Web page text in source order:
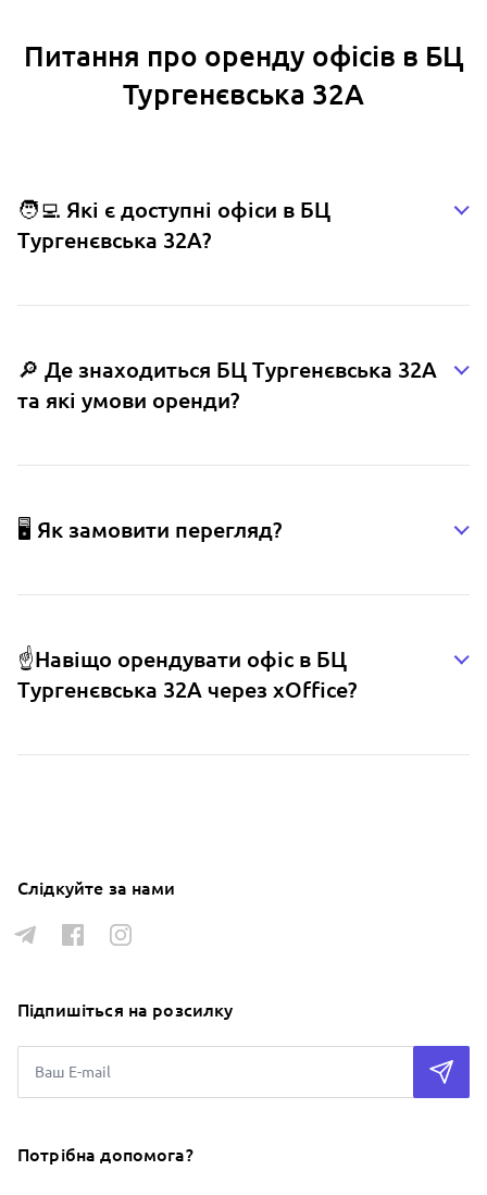
Питання про оренду офісів в БЦ
Тургенєвська 32А
🧑‍💻 Які є доступні офіси в БЦ
Тургенєвська 32А?
🔎 Де знаходиться БЦ Тургенєвська 32А
та які умови оренди?
🖥️ Як замовити перегляд?
☝️Навіщо орендувати офіс в БЦ
Тургенєвська 32А через xOffice?
Слідкуйте за нами
Підпишіться на розсилку
Потрібна допомога?